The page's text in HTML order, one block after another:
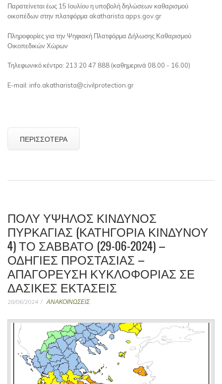
Παρατείνεται έως 15 Ιουλίου η υποβολή δηλώσεων καθαρισμού
οικοπέδων στην πλατφόρμα akatharista.apps.gov.gr
Πληροφορίες για την Ψηφιακή Πλατφόρμα Δήλωσης Καθαρισμού
Οικοπεδικών Χώρων
Τηλεφωνικό κέντρο: 213 20 47 888 (καθημερινά 08.00 - 16.00)
E-mail: info.akatharista@civilprotection.gr
ΠΕΡΙΣΣΌΤΕΡΑ
ΠΟΛΥ ΥΨΗΛΟΣ ΚΙΝΔΥΝΟΣ
ΠΥΡΚΑΓΙΑΣ (ΚΑΤΗΓΟΡΊΑ ΚΙΝΔΎΝΟΥ
4) ΤΟ ΣΆΒΒΑΤΟ (29-06-2024) –
ΟΔΗΓΊΕΣ ΠΡΟΣΤΑΣΊΑΣ –
ΑΠΑΓΌΡΕΥΣΗ ΚΥΚΛΟΦΟΡΊΑΣ ΣΕ
ΔΑΣΙΚΈΣ ΕΚΤΆΣΕΙΣ
28/06/2024 ΑΝΑΚΟΙΝΩΣΕΙΣ